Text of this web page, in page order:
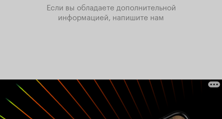
Если вы обладаете дополнительной
информацией, напишите нам